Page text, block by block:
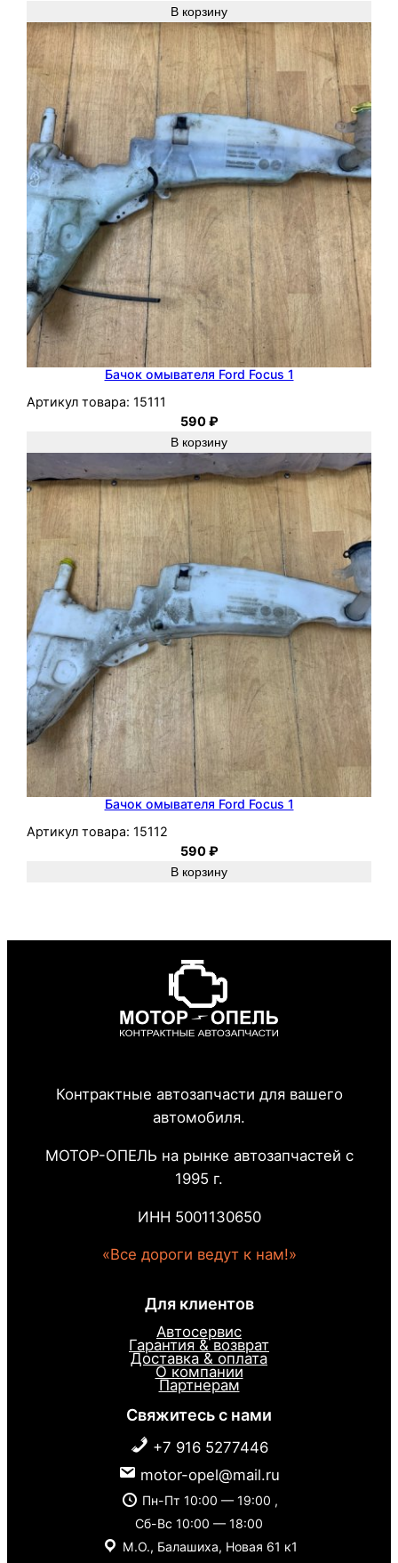
В корзину
Бачок омывателя Ford Focus 1
Артикул товара: 15111
590₽
В корзину
Бачок омывателя Ford Focus 1
Артикул товара: 15112
590₽
В корзину
Контрактные автозапчасти для вашего
автомобиля.
МОТОР-ОПЕЛЬ на рынке автозапчастей с
1995 г.
ИНН 5001130650
«Все дороги ведут к нам!»
Для клиентов
Автосервис
Гарантия & возврат
Доставка & оплата
О компании
Партнерам
Свяжитесь с нами
+7 916 5277446
motor-opel@mail.ru
Пн-Пт 10:00 — 19:00 ,
Сб-Вс 10:00 — 18:00
М.О., Балашиха, Новая 61 к1